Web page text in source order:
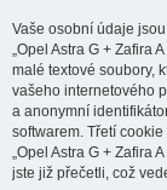
Vaše osobní údaje
„Opel Astra G + Zafira
malé textové soubory,
vašeho internetového
a anonymní
softwarem. Třetí
„Opel Astra G + Zafira
jste již přečetli, což